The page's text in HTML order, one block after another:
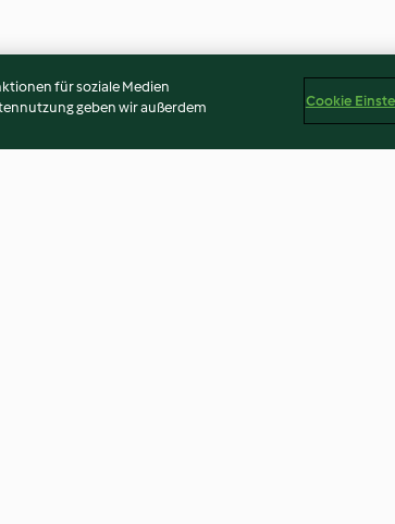
für soziale Medien
geben wir außerdem
Cookie